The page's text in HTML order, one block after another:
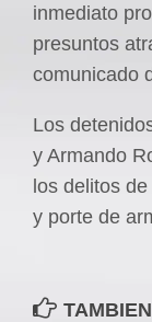
inmediato
presuntos
comunicado
Los
y Armando
los delitos
y porte de